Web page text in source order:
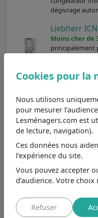
dégivrage
Liebherr
Moins cher de
principalement
dégivrage
Un réfrigérateur à
SOFTSYSTEM de
garantit une
la circulation d'air
modèle maintient une
denrées. En
statique, qui
Cookies pour la
Nous utilisons
pour mesurer
Lesménagers.com est
de lecture, navigation).
Ces données nous
l’expérience du site.
Vous pouvez accepter
d’audience. Votre choix
Refuser